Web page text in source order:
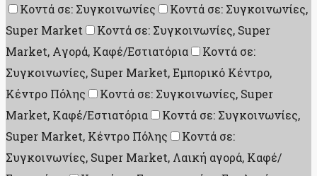
Κοντά σε: Συγκοινωνίες
Κοντά σε: Συγκοινωνίες,
Super Market
Κοντά σε: Συγκοινωνίες, Super
Market, Aγορά, Καφέ/Εστιατόρια
Κοντά σε:
Συγκοινωνίες, Super Market, Εμπορικό Κέντρο,
Κέντρο Πόλης
Κοντά σε: Συγκοινωνίες, Super
Market, Καφέ/Εστιατόρια
Κοντά σε: Συγκοινωνίες,
Super Market, Κέντρο Πόλης
Κοντά σε:
Συγκοινωνίες, Super Market, Λαική αγορά, Καφέ/